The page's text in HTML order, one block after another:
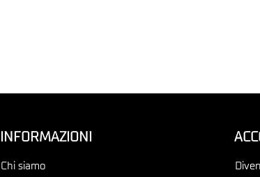
INFORMAZIONI
Chi siamo